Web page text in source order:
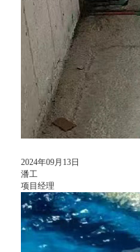
2024年09月13日
潘工
项目经理